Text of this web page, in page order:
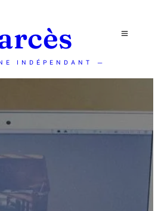
INDÉPENDANT —